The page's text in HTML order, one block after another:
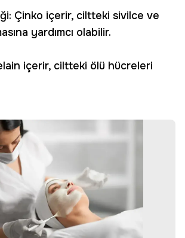
Çinko içerir, ciltteki sivilce ve
yardımcı olabilir.
içerir, ciltteki ölü hücreleri